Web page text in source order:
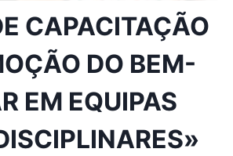
CAPACITAÇÃO
DO BEM-
EM EQUIPAS